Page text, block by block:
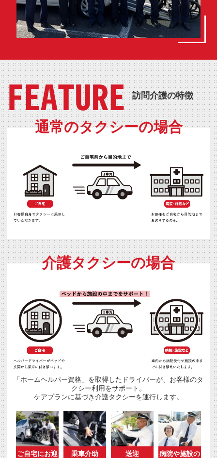
FEATURE 訪問介護の特徴
通常のタクシーの場合
介護タクシーの場合
「ホームヘルパー資格」を取得したドライバーが、お客様のタ
クシー利用をサポート。
ケアプランに基づき介護タクシーを運行します。
ご自宅にお迎
乗車介助 送迎
病院や施設の